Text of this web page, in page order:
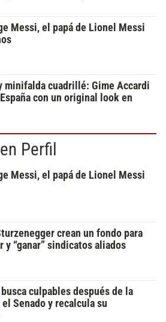
Messi, el papá de Lionel Messi
minifalda cuadrillé: Gime Accardi
con un original look en
Perfil
Messi, el papá de Lionel Messi
crean un fondo para
y “ganar” sindicatos aliados
busca culpables después de la
Senado y recalcula su